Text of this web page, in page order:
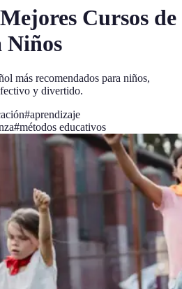
Cursos de
Niños
más recomendados para niños,
y divertido.
#aprendizaje
#métodos educativos